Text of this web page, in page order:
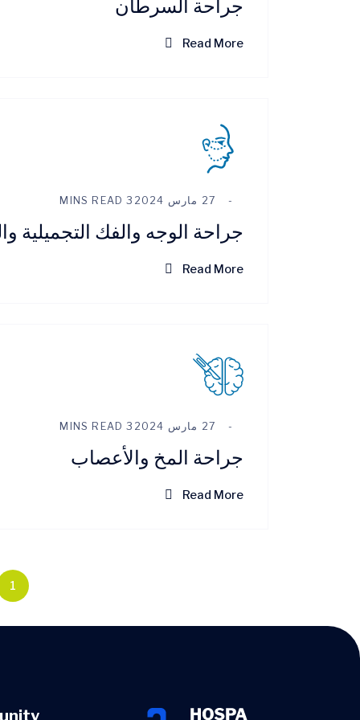
جراحة السرطان
Read More
27 مارس 2024 3 MINS READ
جراحة الوجه والفك التجميلية
Read More
27 مارس 2024 3 MINS READ
جراحة المخ والأعصاب
Read More
1